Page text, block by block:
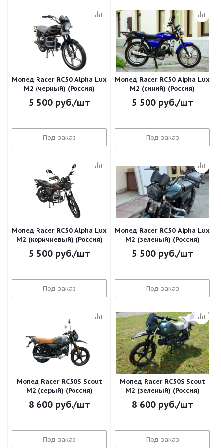
Мопед Racer RC50 Alpha Lux
M2 (черный) (Россия)
5 500руб./шт
Под заказ
Мопед Racer RC50 Alpha Lux
M2 (синий) (Россия)
5 500руб./шт
Под заказ
Мопед Racer RC50 Alpha Lux
M2 (коричневый) (Россия)
5 500руб./шт
Под заказ
Мопед Racer RC50 Alpha Lux
M2 (зеленый) (Россия)
5 500руб./шт
Под заказ
Мопед Racer RC50S Scout
M2 (серый) (Россия)
8 600руб./шт
Под заказ
Мопед Racer RC50S Scout
M2 (зеленый) (Россия)
8 600руб./шт
Под заказ